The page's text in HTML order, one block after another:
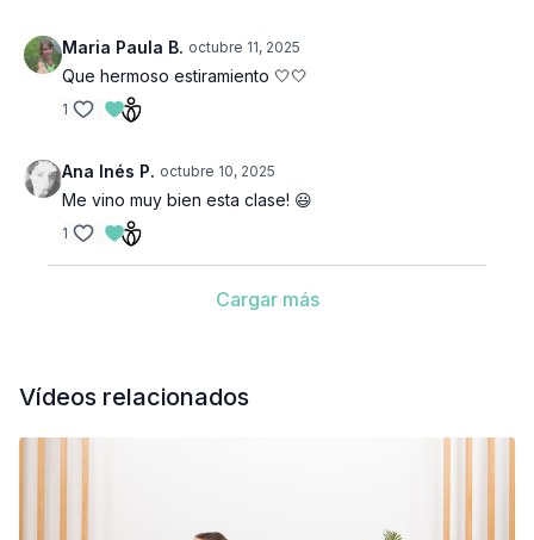
Maria Paula B. octubre 11, 2025
Que hermoso estiramiento 🤍🤍
1
Ana Inés P. octubre 10, 2025
Me vino muy bien esta clase! 😃
1
Cargar más
Vídeos relacionados